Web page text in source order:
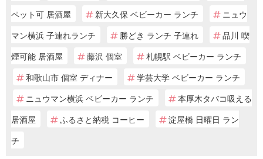
ペット可 居酒屋
新大久保 ベビーカー ランチ
ニュウ
マン横浜 子連れランチ
勝どき ランチ 子連れ
品川 喫
煙可能 居酒屋
藤沢 個室
札幌駅 ベビーカー ランチ
和歌山市 個室 ディナー
学芸大学 ベビーカー ランチ
ニュウマン横浜 ベビーカー ランチ
本厚木タバコ吸える
居酒屋
ふるさと納税 コーヒー
淀屋橋 日曜日 ラン
チ